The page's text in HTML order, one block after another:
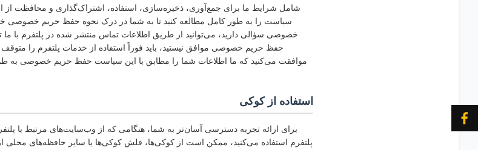
شامل شرایط ما برای جمع‌آوری، ذخیره‌سازی، استفاده، اشتراک‌گذاری و محافظت
سیاست را به طور کامل مطالعه کنید تا به شما در درک نحوه حفظ حریم خصوصی
خصوصی سؤالی دارید، می‌توانید از طریق اطلاعات تماس منتشر شده در پلتفرم با
حفظ حریم خصوصی موافق نیستید، باید فوراً استفاده از خدمات پلتفرم را متوقف
موافقت می‌کنید که ما اطلاعات شما را مطابق با این سیاست حفظ حریم خصوصی به
استفاده از کوکی
برای ارائه تجربه دسترسی آسان‌تر به شما، هنگامی که از وب‌سایت‌های مرتبط با
پلتفرم استفاده می‌کنید، ممکن است از کوکی‌ها، فلش کوکی‌ها یا سایر حافظه‌های محلی